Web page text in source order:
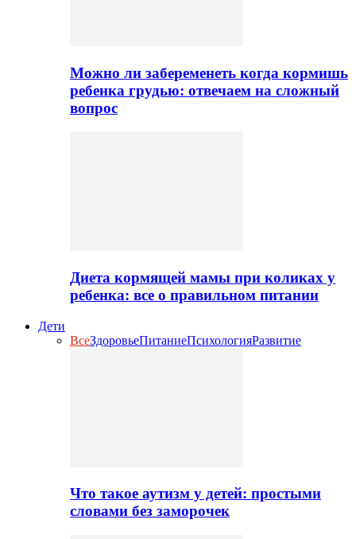
Можно ли забеременеть когда кормишь
ребенка грудью: отвечаем на сложный
вопрос
Диета кормящей мамы при коликах у
ребенка: все о правильном питании
Дети
ВсеЗдоровьеПитаниеПсихологияРазвитие
Что такое аутизм у детей: простыми
словами без заморочек